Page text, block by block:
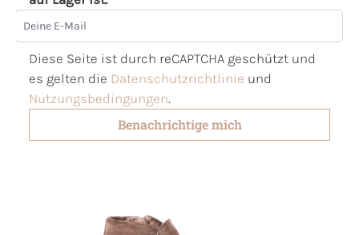
Deine E-Mail
Diese Seite ist durch reCAPTCHA geschützt und
es gelten die Datenschutzrichtlinie und
Nutzungsbedingungen.
Benachrichtige mich